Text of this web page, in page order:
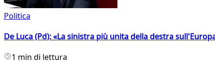
Politica
De Luca (Pd): «La sinistra più unita della destra
1 min di lettura